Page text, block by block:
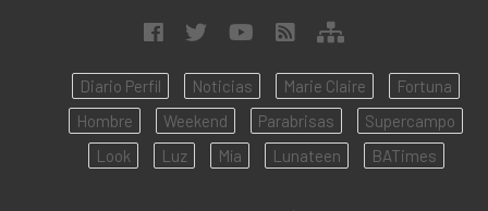
Diario Perfil Noticias Marie Claire
Fortuna
Hombre
Weekend Parabrisas
Supercampo
Look
Luz Mía Lunateen BATimes